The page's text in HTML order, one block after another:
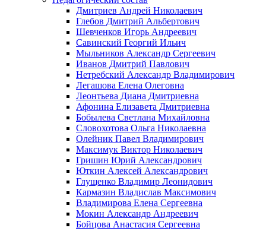
Дмитриев Андрей Николаевич
Глебов Дмитрий Альбертович
Шевченков Игорь Андреевич
Савинский Георгий Ильич
Мыльников Александр Сергеевич
Иванов Дмитрий Павлович
Нетребский Александр Владимирович
Легашова Елена Олеговна
Леонтьева Диана Дмитриевна
Афонина Елизавета Дмитриевна
Бобылева Светлана Михайловна
Словохотова Ольга Николаевна
Олейник Павел Владимирович
Максимук Виктор Николаевич
Гришин Юрий Александрович
Юткин Алексей Александрович
Глущенко Владимир Леонидович
Кармазин Владислав Максимович
Владимирова Елена Сергеевна
Мокин Александр Андреевич
Бойцова Анастасия Сергеевна